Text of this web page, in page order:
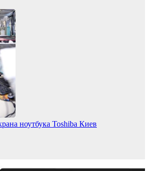
ноутбука Toshiba Киев